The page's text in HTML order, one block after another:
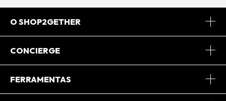
O SHOP2GETHER
Sobre Nós
CONCIERGE
Central de Relacionamento
FERRAMENTAS